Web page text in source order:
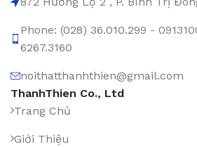
Phone: (028) 36.010.299 -
6267.3160
noithatthanhthien@gmail.com
ThanhThien Co., Ltd
Trang Chủ
Giới Thiệu